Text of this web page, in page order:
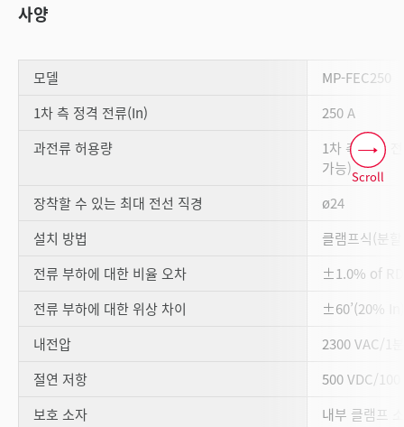
사양
모델
MP-FEC250
1차 측 정격 전류(In)
250 A
과전류 허용량
1차 측 정격
가능)
장착할 수 있는 최대 전선 직경
ø24
설치 방법
클램프식(분
전류 부하에 대한 비율 오차
±1.0% of
전류 부하에 대한 위상 차이
±60’(20%
내전압
2300 VAC/1
절연 저항
500 VDC/
보호 소자
내부 클램프
Scroll